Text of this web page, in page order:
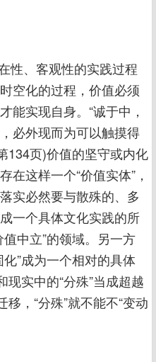
性、客观性的实践过程
空化的过程，价值必须
能实现自身。“诚于中，
必外现而为可以触摸得
134页)价值的坚守或内化
在这样一个“价值实体”，
实必然要与散殊的、多
一个具体文化实践的所
中立”的领域。另一方
”成为一个相对的具体
现实中的“分殊”当成超越
移，“分殊”就不能不“变动